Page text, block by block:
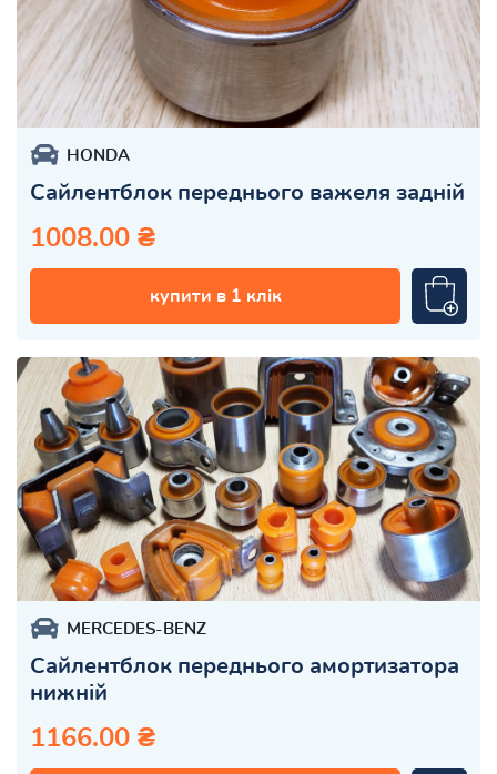
HONDA
Сайлентблок переднього важеля задній
1008.00 ₴
купити в 1 клік
MERCEDES-BENZ
Сайлентблок переднього амортизатора
нижній
1166.00 ₴